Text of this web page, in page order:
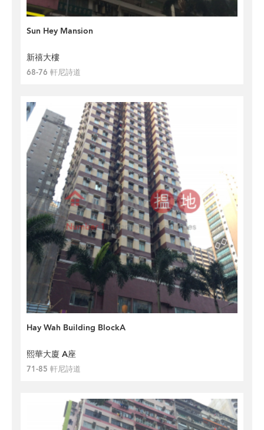
Sun Hey Mansion
新禧大樓
68-76 軒尼詩道
Hay Wah Building BlockA
熙華大廈 A座
71-85 軒尼詩道